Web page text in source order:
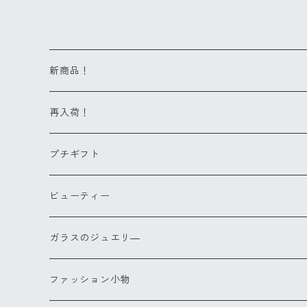
新商品！
再入荷！
プチギフト
ビューティー
ヘアブラシ
Sサイズ
コンパクトブラシ
ガラスのジュエリ―
リングXS(ナノ)
ファッション小物